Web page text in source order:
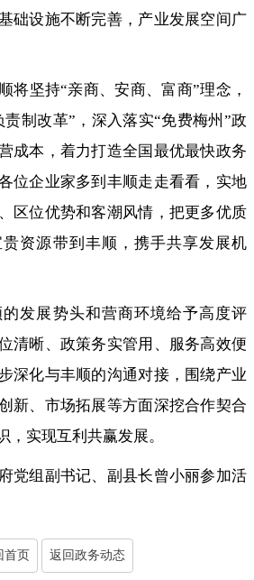
础设施不断完善，产业发展空间广
将坚持“亲商、安商、富商”理念，
责制改革” ， 深入落实“免费梅州”政
成本 ， 着力打造全国最优最快政务
位企业家多到丰顺走走看看 ， 实地
区位优势和客潮风情，把更多优质
资源带到丰顺 ， 携手共享发展机
发展势头和营商环境给予高度评
清晰、政策务实管用、服务高效便
深化与丰顺的沟通对接， 围绕产业
新、市场拓展等方面深挖合作契合
， 实现互利共赢发展。
党组副书记、副县长曾小丽参加活
首页 返回政务动态